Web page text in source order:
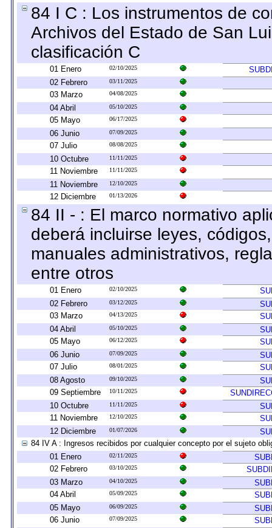
84 I C : Los instrumentos de
Archivos del Estado de San
clasificación C
01 Enero 02/10/2025
02 Febrero
03/11/2025
03 Marzo 04/08/2025
04 Abril 05/10/2025
05 Mayo 06/17/2025
06 Junio 07/09/2025
07 Julio 08/08/2025
10 Octubre 11/11/2025
11 Noviembre 11/11/2025
11 Noviembre 12/10/2025
12 Diciembre 01/13/2026
84 II - : El marco normativo
deberá incluirse leyes,
manuales administrativos,
entre otros
01 Enero 02/10/2025
02 Febrero
03/12/2025
03 Marzo
04/13/2025
04 Abril
05/10/2025
05 Mayo
06/12/2025
06 Junio
07/09/2025
07 Julio
08/01/2025
08 Agosto
09/10/2025
09 Septiembre
10/11/2025
10 Octubre
11/11/2025
11 Noviembre
12/10/2025
12 Diciembre
01/07/2026
84 IV A : Ingresos recibidos por cualquier concepto por el sujeto
01 Enero
02/11/2025
02 Febrero
03/10/2025
03 Marzo
04/10/2025
04 Abril
05/09/2025
05 Mayo
06/09/2025
06 Junio
07/09/2025